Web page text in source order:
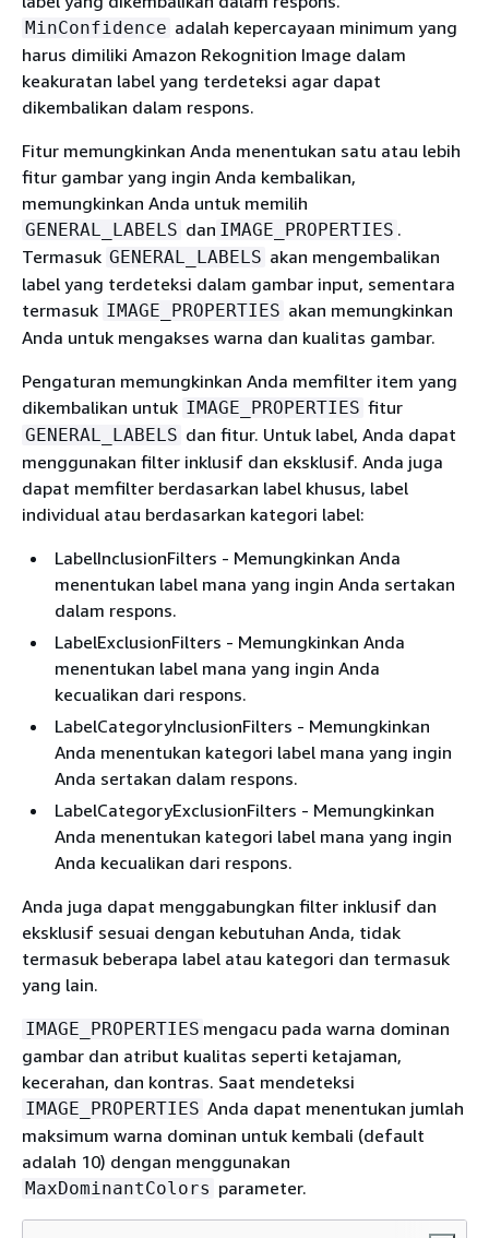
MinConfidence adalah kepercayaan minimum yang
harus dimiliki Amazon Rekognition Image dalam
keakuratan label yang terdeteksi agar dapat
dikembalikan dalam respons.
Fitur memungkinkan Anda menentukan satu atau lebih
fitur gambar yang ingin Anda kembalikan,
memungkinkan Anda untuk memilih
GENERAL_LABELS dan IMAGE_PROPERTIES .
Termasuk GENERAL_LABELS akan mengembalikan
label yang terdeteksi dalam gambar input, sementara
termasuk IMAGE_PROPERTIES akan memungkinkan
Anda untuk mengakses warna dan kualitas gambar.
Pengaturan memungkinkan Anda memfilter item yang
dikembalikan untuk IMAGE_PROPERTIES fitur
GENERAL_LABELS dan fitur. Untuk label, Anda dapat
menggunakan filter inklusif dan eksklusif. Anda juga
dapat memfilter berdasarkan label khusus, label
individual atau berdasarkan kategori label:
LabelInclusionFilters - Memungkinkan Anda
menentukan label mana yang ingin Anda sertakan
dalam respons.
LabelExclusionFilters - Memungkinkan Anda
menentukan label mana yang ingin Anda
kecualikan dari respons.
LabelCategoryInclusionFilters - Memungkinkan
Anda menentukan kategori label mana yang ingin
Anda sertakan dalam respons.
LabelCategoryExclusionFilters - Memungkinkan
Anda menentukan kategori label mana yang ingin
Anda kecualikan dari respons.
Anda juga dapat menggabungkan filter inklusif dan
eksklusif sesuai dengan kebutuhan Anda, tidak
termasuk beberapa label atau kategori dan termasuk
yang lain.
IMAGE_PROPERTIES mengacu pada warna dominan
gambar dan atribut kualitas seperti ketajaman,
kecerahan, dan kontras. Saat mendeteksi
IMAGE_PROPERTIES Anda dapat menentukan jumlah
maksimum warna dominan untuk kembali (default
adalah 10) dengan menggunakan
MaxDominantColors parameter.